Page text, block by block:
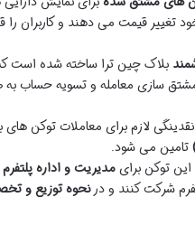
قیمت می دهند و کاربران را
بلاک چین ترا ساخته شده است که
مشتق سازی معامله و تسویه حساب
لازم برای معاملات توکن های
تامین می شود.
مدیریت و اداره پلتفرم
شرکت کنند و درنحوه توزیع و